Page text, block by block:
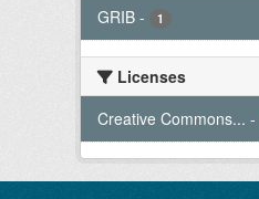
GRIB - 1
Licenses
Creative Commons... -